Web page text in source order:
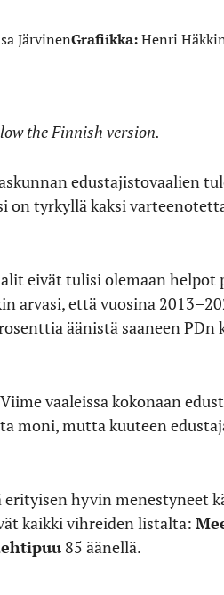
JärvinenGrafiikka:Henri
the Finnish version.
edustajistovaalien
on tyrkyllä kaksi
eivät tulisi olemaan
arvasi, että vuosina
äänistä saaneen
vaaleissa kokonaan
moni, mutta kuuteen
hyvin menestyneet
kaikki vihreiden listalta:
85 äänellä.